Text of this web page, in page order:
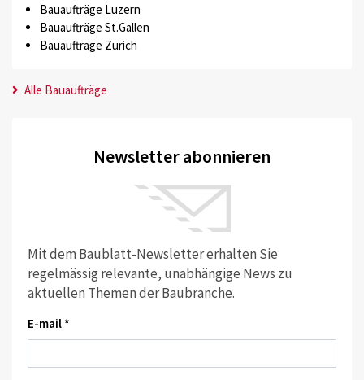
Bauaufträge Luzern
Bauaufträge St.Gallen
Bauaufträge Zürich
Alle Bauaufträge
Newsletter abonnieren
Mit dem Baublatt-Newsletter erhalten Sie
regelmässig relevante, unabhängige News zu
aktuellen Themen der Baubranche.
E-mail *